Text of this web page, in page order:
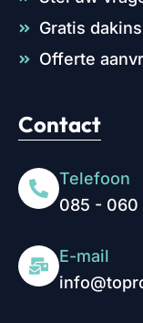
Gratis
Offerte
Contact
Telefoon
085 - 060
E-mail